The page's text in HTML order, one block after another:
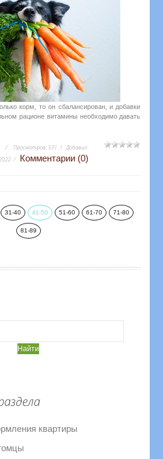
корм, то он сбалансирован, и добавки
рационе витамины необходимо давать
Просмотров:531 Добавил:
Комментарии (0)
31-40 41-50 51-60 61-70 71-80
81-89
квартиры